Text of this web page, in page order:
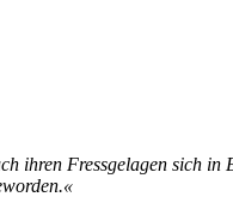
ih­ren Fress­ge­la­gen sich